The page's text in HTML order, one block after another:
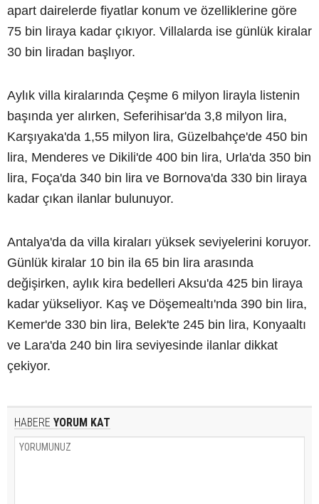
apart dairelerde fiyatlar konum ve özelliklerine göre
75 bin liraya kadar çıkıyor. Villalarda ise günlük kiralar
30 bin liradan başlıyor.
Aylık villa kiralarında Çeşme 6 milyon lirayla listenin
başında yer alırken, Seferihisar'da 3,8 milyon lira,
Karşıyaka'da 1,55 milyon lira, Güzelbahçe'de 450 bin
lira, Menderes ve Dikili'de 400 bin lira, Urla'da 350 bin
lira, Foça'da 340 bin lira ve Bornova'da 330 bin liraya
kadar çıkan ilanlar bulunuyor.
Antalya'da da villa kiraları yüksek seviyelerini koruyor.
Günlük kiralar 10 bin ila 65 bin lira arasında
değişirken, aylık kira bedelleri Aksu'da 425 bin liraya
kadar yükseliyor. Kaş ve Döşemealtı'nda 390 bin lira,
Kemer'de 330 bin lira, Belek'te 245 bin lira, Konyaaltı
ve Lara'da 240 bin lira seviyesinde ilanlar dikkat
çekiyor.
HABERE YORUM KAT